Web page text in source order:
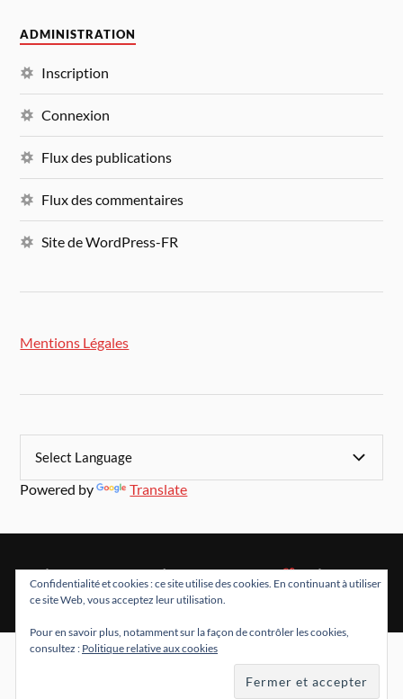
ADMINISTRATION
Inscription
Connexion
Flux des publications
Flux des commentaires
Site de WordPress-FR
Mentions Légales
Powered by Translate
FIÈREMENT PROPULSÉ PARWORDPRESS & THÈME PAR
Confidentialité et cookies : ce site utilise des cookies. En continuant à utiliser
ce site Web, vous acceptez leur utilisation.
Pour en savoir plus, notamment sur la façon de contrôler les cookies,
consultez : Politique relative aux cookies